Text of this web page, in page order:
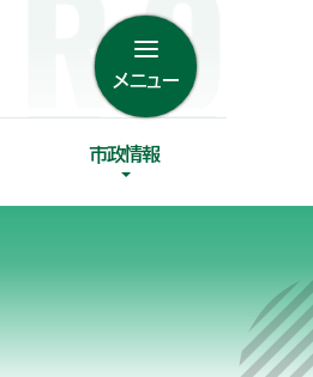
メニュー
市政情報